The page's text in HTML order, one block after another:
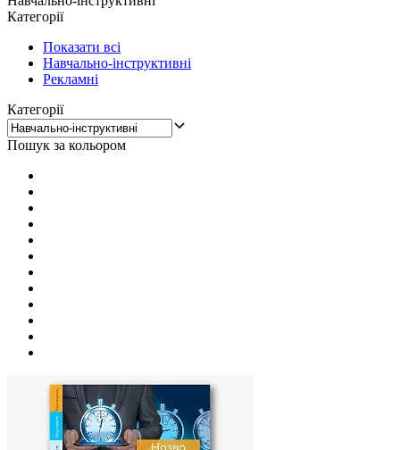
Категорії
Показати всі
Навчально-інструктивні
Рекламні
Категорії
Пошук за кольором